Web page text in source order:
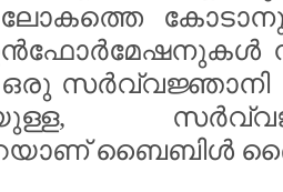
സര്‍വ്വജ്ഞാനി
ബൈബിള്‍